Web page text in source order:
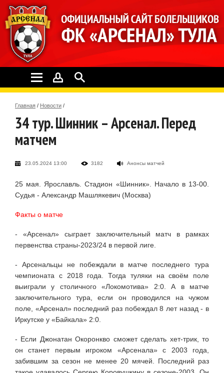
Главная / Новости /
34 тур. Шинник – Арсенал. Перед
матчем
23.05.2024 13:00 3182 Анонсы матчей
25 мая. Ярославль. Стадион «Шинник». Начало в 13-00.
Судья - Александр Машлякевич (Москва)
Факты о матче
- «Арсенал» сыграет заключительный матч в рамках
первенства страны-2023/24 в первой лиге.
- Арсенальцы не побеждали в матче последнего тура
чемпионата с 2018 года. Тогда туляки на своём поле
выиграли у столичного «Локомотива» 2:0. А в матче
заключительного тура, если он проводился на чужом
поле, «Арсенал» последний раз побеждал 8 лет назад - в
Иркутске у «Байкала» 2:0.
- Если Джонатан Окоронкво сможет сделать хет-трик, то
он станет первым игроком «Арсенала» с 2003 года,
забившим за сезон не менее 20 мячей. Последний раз